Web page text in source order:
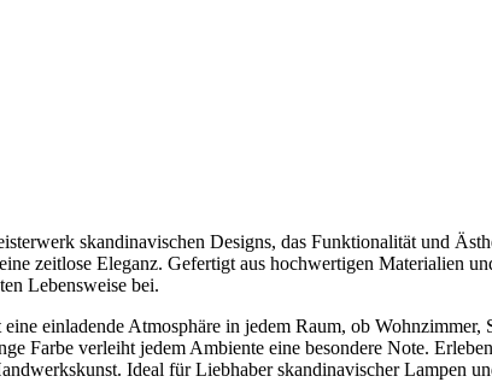
skandinavischen Designs, das Funktionalität und
zeitlose Eleganz. Gefertigt aus hochwertigen Materialien
Lebensweise bei.
einladende Atmosphäre in jedem Raum, ob
Farbe verleiht jedem Ambiente eine besondere Note.
Ideal für Liebhaber skandinavischer Lampen